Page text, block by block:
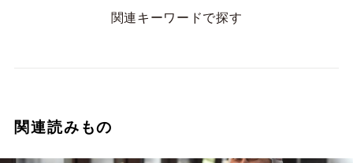
関連キーワードで探す
関連読みもの